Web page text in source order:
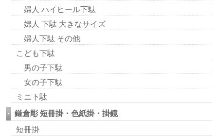
婦人 ハイヒール下駄
婦人 下駄 大きなサイズ
婦人下駄 その他
こども下駄
男の子下駄
女の子下駄
ミニ下駄
鎌倉彫 短冊掛・色紙掛・掛鏡
短冊掛